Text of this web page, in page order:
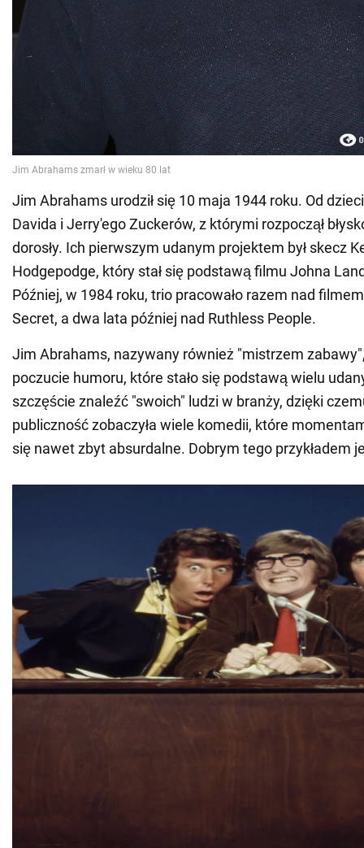
Jim Abrahams urodził się 10 maja 1944 roku. Od
Davida i Jerry'ego Zuckerów, z którymi rozpoczął
dorosły. Ich pierwszym udanym projektem był skecz
Hodgepodge, który stał się podstawą filmu Johna
Później, w 1984 roku, trio pracowało razem nad
Secret, a dwa lata później nad Ruthless People.
Jim Abrahams, nazywany również "mistrzem
poczucie humoru, które stało się podstawą wielu
szczęście znaleźć "swoich" ludzi w branży, dzięki
publiczność zobaczyła wiele komedii, które
się nawet zbyt absurdalne. Dobrym tego przykładem